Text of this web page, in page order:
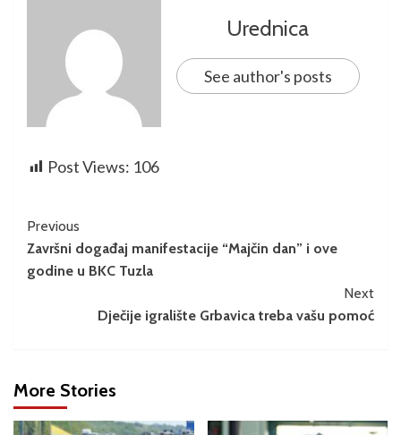
Urednica
See author's posts
Post Views: 106
Previous
Završni događaj manifestacije “Majčin dan” i ove
godine u BKC Tuzla
Next
Dječije igralište Grbavica treba vašu pomoć
More Stories